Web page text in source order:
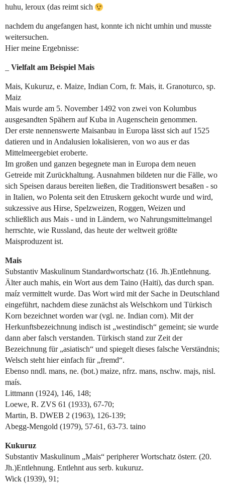
huhu, leroux (das reimt sich
nachdem du angefangen hast, konnte ich nicht umhin und musste
weitersuchen.
Hier meine Ergebnisse:
Vielfalt am Beispiel Mais
Mais, Kukuruz, e. Maize, Indian Corn, fr. Mais, it. Granoturco, sp.
Maiz
Mais wurde am 5. November 1492 von zwei von Kolumbus
ausgesandten Spähern auf Kuba in Augenschein genommen.
Der erste nennenswerte Maisanbau in Europa lässt sich auf 1525
datieren und in Andalusien lokalisieren, von wo aus er das
Mittelmeergebiet eroberte.
Im großen und ganzen begegnete man in Europa dem neuen
Getreide mit Zurückhaltung. Ausnahmen bildeten nur die Fälle, wo
sich Speisen daraus bereiten ließen, die Traditionswert besaßen - so
in Italien, wo Polenta seit den Etruskern gekocht wurde und wird,
sukzessive aus Hirse, Spelzweizen, Roggen, Weizen und
schließlich aus Mais - und in Ländern, wo Nahrungsmittelmangel
herrschte, wie Russland, das heute der weltweit größte
Maisproduzent ist.
Mais
Substantiv Maskulinum Standardwortschatz (16. Jh.)Entlehnung.
Älter auch mahis, ein Wort aus dem Taino (Haiti), das durch span.
maíz vermittelt wurde. Das Wort wird mit der Sache in Deutschland
eingeführt, nachdem diese zunächst als Welschkorn und Türkisch
Korn bezeichnet worden war (vgl. ne. Indian corn). Mit der
Herkunftsbezeichnung indisch ist „westindisch“ gemeint; sie wurde
dann aber falsch verstanden. Türkisch stand zur Zeit der
Bezeichnung für „asiatisch“ und spiegelt dieses falsche Verständnis;
Welsch steht hier einfach für „fremd“.
Ebenso nndl. mans, ne. (bot.) maize, nfrz. mans, nschw. majs, nisl.
maís.
Littmann (1924), 146, 148;
Loewe, R. ZVS 61 (1933), 67-70;
Martin, B. DWEB 2 (1963), 126-139;
Abegg-Mengold (1979), 57-61, 63-73. taino
Kukuruz
Substantiv Maskulinum „Mais“ peripherer Wortschatz österr. (20.
Jh.)Entlehnung. Entlehnt aus serb. kukuruz.
Wick (1939), 91;